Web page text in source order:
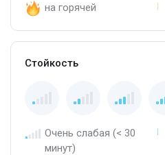
на горячей
Стойкость
Очень слабая (< 30
минут)